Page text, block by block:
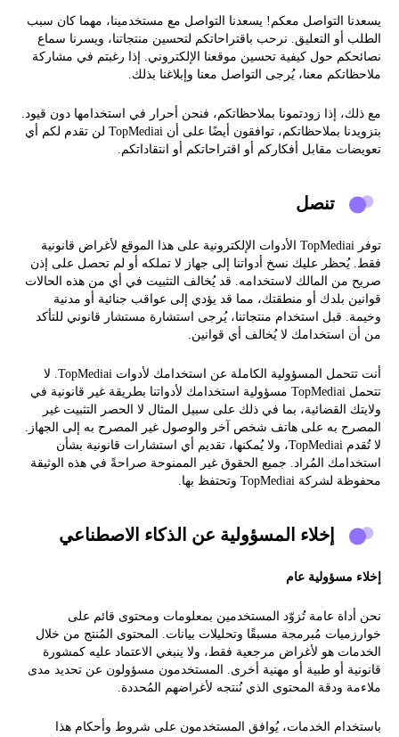
يسعدنا التواصل معكم! يسعدنا التواصل مع مستخدمينا، مهما كان سبب
الطلب أو التعليق. نرحب باقتراحاتكم لتحسين منتجاتنا، ويسرنا سماع
نصائحكم حول كيفية تحسين موقعنا الإلكتروني. إذا رغبتم في مشاركة
ملاحظاتكم معنا، يُرجى التواصل معنا وإبلاغنا بذلك.
مع ذلك، إذا زودتمونا بملاحظاتكم، فنحن أحرار في استخدامها دون قيود.
بتزويدنا بملاحظاتكم، توافقون أيضًا على أن TopMediai لن تقدم لكم أي
تعويضات مقابل أفكاركم أو اقتراحاتكم أو انتقاداتكم.
تنصل
توفر TopMediai الأدوات الإلكترونية على هذا الموقع لأغراض قانونية
فقط. يُحظر عليك نسخ أدواتنا إلى جهاز لا تملكه أو لم تحصل على إذن
صريح من المالك لاستخدامه. قد يُخالف التثبيت في أي من هذه الحالات
قوانين بلدك أو منطقتك، مما قد يؤدي إلى عواقب جنائية أو مدنية
وخيمة. قبل استخدام منتجاتنا، يُرجى استشارة مستشار قانوني للتأكد
من أن استخدامك لا يُخالف أي قوانين.
أنت تتحمل المسؤولية الكاملة عن استخدامك لأدوات TopMediai. لا
تتحمل TopMediai مسؤولية استخدامك لأدواتنا بطريقة غير قانونية في
ولايتك القضائية، بما في ذلك على سبيل المثال لا الحصر التثبيت غير
المصرح به على هاتف شخص آخر والوصول غير المصرح به إلى الجهاز.
لا تُقدم TopMediai، ولا يُمكنها، تقديم أي استشارات قانونية بشأن
استخدامك المُراد. جميع الحقوق غير الممنوحة صراحةً في هذه الوثيقة
محفوظة لشركة TopMediai وتحتفظ بها.
إخلاء المسؤولية عن الذكاء الاصطناعي
إخلاء مسؤولية عام
نحن أداة عامة تُزوّد ​​المستخدمين بمعلومات ومحتوى قائم على
خوارزميات مُبرمجة مسبقًا وتحليلات بيانات. المحتوى المُنتج من خلال
الخدمات هو لأغراض مرجعية فقط، ولا ينبغي الاعتماد عليه كمشورة
قانونية أو طبية أو مهنية أخرى. المستخدمون مسؤولون عن تحديد مدى
ملاءمة ودقة المحتوى الذي نُنتجه لأغراضهم المُحددة.
باستخدام الخدمات، يُوافق المستخدمون على شروط وأحكام هذا